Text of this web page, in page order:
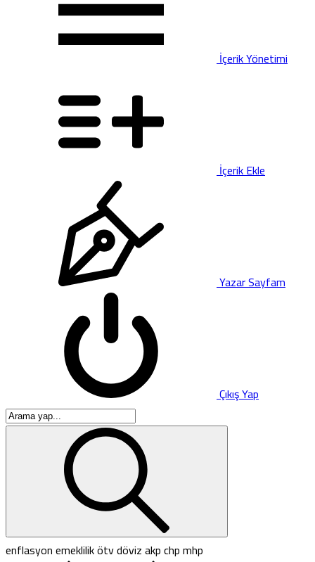
İçerik Yönetimi
İçerik Ekle
Yazar Sayfam
Çıkış Yap
enflasyonemeklilikötvdövizakpchpmhp